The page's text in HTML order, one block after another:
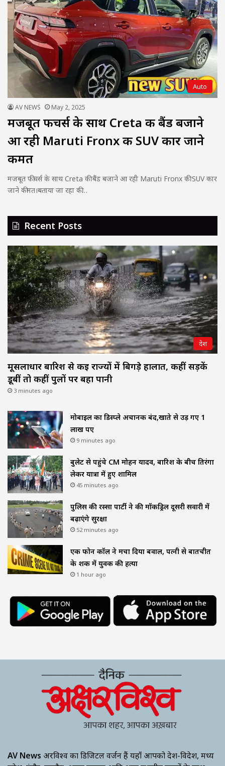
Auto
AV NEWS May 2, 2025
मजबूत फीचर्स के साथ Creta की बैंड बजाने
आ रही Maruti Fronx की SUV कार जाने
कीमत
मजबूत फीचर्स के साथ Creta की बैंड बजाने आ रही Maruti Fronx की SUV कार
जाने कीमत।बताया जा रहा की…
Recent Posts
देश
मूसलाधार बारिश से कई राज्यों में बिगड़े हालात, कहीं सड़कें
डूबीं तो कहीं पुलों पर बहा पानी
3 minutes ago
मोबाइल का डिस्प्ले अचानक बंद,खाते से उड़ गए 1
लाख रुपए
9 minutes ago
बुलेट से पहुंचे CM मोहन यादव, बारिश के बीच तिरंगा
लेकर यात्रा में हुए शामिल
45 minutes ago
पुलिस की रस्सा पार्टी ने की मॉकड्रिल दूसरी सवारी में
बढ़ाएंगे सुरक्षा
52 minutes ago
एक फोन कॉल ने मचा दिया बवाल, पत्नी से बातचीत
के शक में युवक की हत्या
1 hour ago
AV News अक्षरविश्व का डिजिटल वर्जन हैं यहाँ आपको देश-विदेश, मध्य